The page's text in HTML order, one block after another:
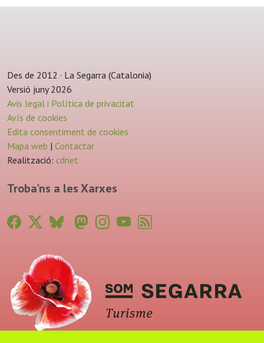
Des de 2012 · La Segarra (Catalonia)
Versió juny 2026
Avis legal i Política de privacitat
Avís de cookies
Edita consentiment de cookies
Mapa web | Contactar
Realització: cdnet
Troba'ns a les Xarxes